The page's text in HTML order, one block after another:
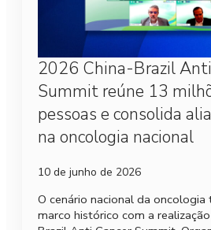
2026 China-Brazil
Summit reúne 13
pessoas e consolida
na oncologia nacional
10 de junho de 2026
O cenário nacional da
marco histórico com a